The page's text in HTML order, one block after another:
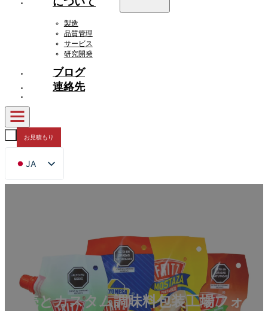
製造
品質管理
サービス
研究開発
ブログ
連絡先
お見積もり
JA
EN
AR
卸売とカスタム調味料包装工場フォー